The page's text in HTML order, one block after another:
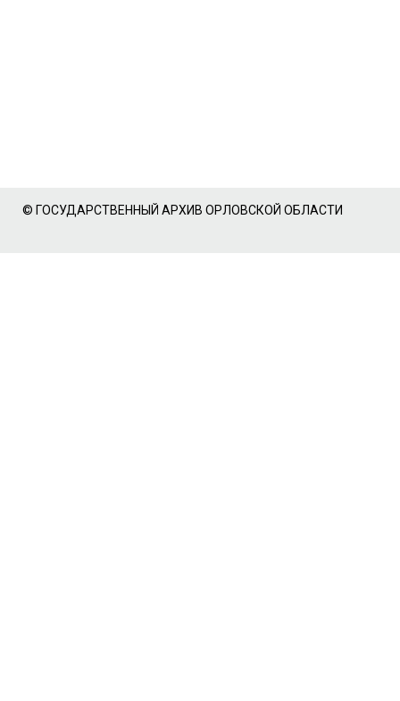
© ГОСУДАРСТВЕННЫЙ АРХИВ ОРЛОВСКОЙ ОБЛАСТИ